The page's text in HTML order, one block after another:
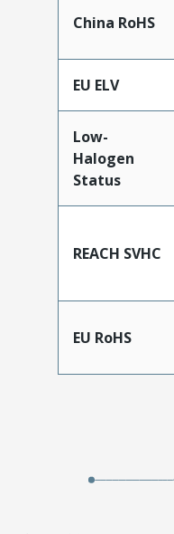
China RoHS
EU ELV
Low-
Halogen
Status
REACH SVHC
EU RoHS